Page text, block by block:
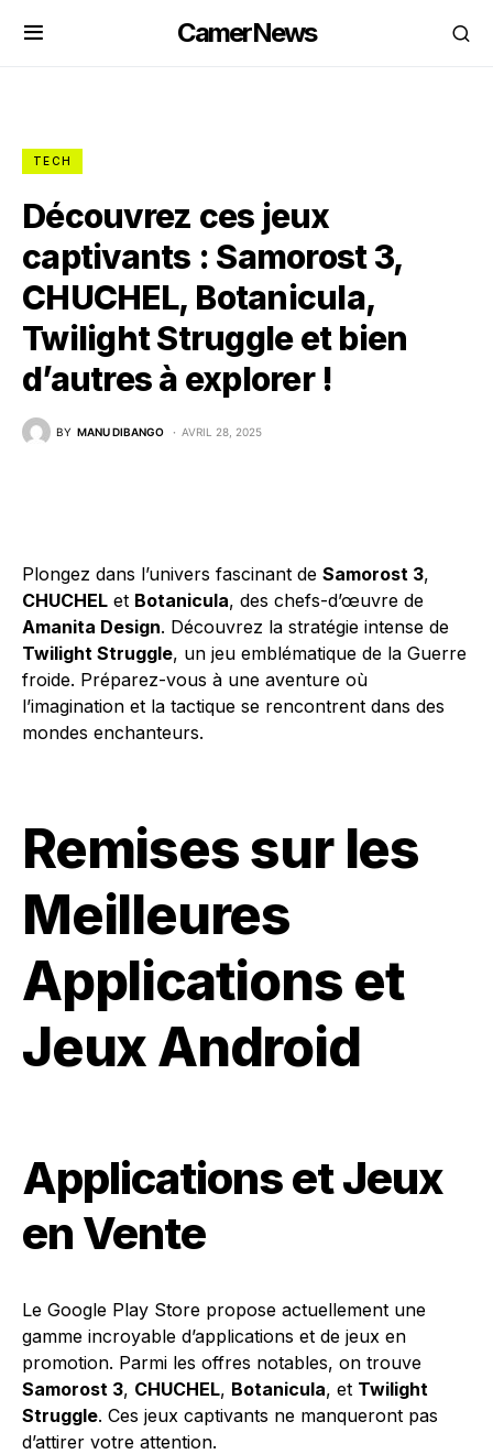
CamerNews
TECH
Découvrez ces jeux
captivants : Samorost 3,
CHUCHEL, Botanicula,
Twilight Struggle et bien
d’autres à explorer !
BY MANU DIBANGO AVRIL 28, 2025
Plongez dans l’univers fascinant de Samorost 3,
CHUCHEL et Botanicula, des chefs-d’œuvre de
Amanita Design. Découvrez la stratégie intense de
Twilight Struggle, un jeu emblématique de la Guerre
froide. Préparez-vous à une aventure où
l’imagination et la tactique se rencontrent dans des
mondes enchanteurs.
Remises sur les
Meilleures
Applications et
Jeux Android
Applications et Jeux
en Vente
Le Google Play Store propose actuellement une
gamme incroyable d’applications et de jeux en
promotion. Parmi les offres notables, on trouve
Samorost 3, CHUCHEL, Botanicula, et Twilight
Struggle. Ces jeux captivants ne manqueront pas
d’attirer votre attention.